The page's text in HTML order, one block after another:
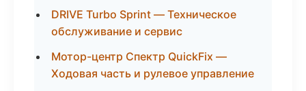
DRIVE Turbo Sprint — Техническое
обслуживание и сервис
Мотор-центр Спектр QuickFix —
Ходовая часть и рулевое управление